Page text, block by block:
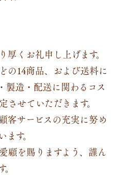
くお礼申し上げます。
の14商品、および送料に
製造・配送に関わるコス
せていただきます。
客サービスの充実に努め
す。
顧を賜りますよう、謹ん